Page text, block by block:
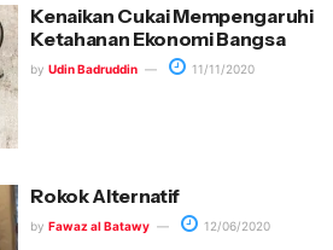
Kenaikan Cukai Mempengaruhi
Ketahanan Ekonomi Bangsa
by Udin Badruddin 11/11/2020
Rokok Alternatif
by Fawaz al Batawy 12/06/2020